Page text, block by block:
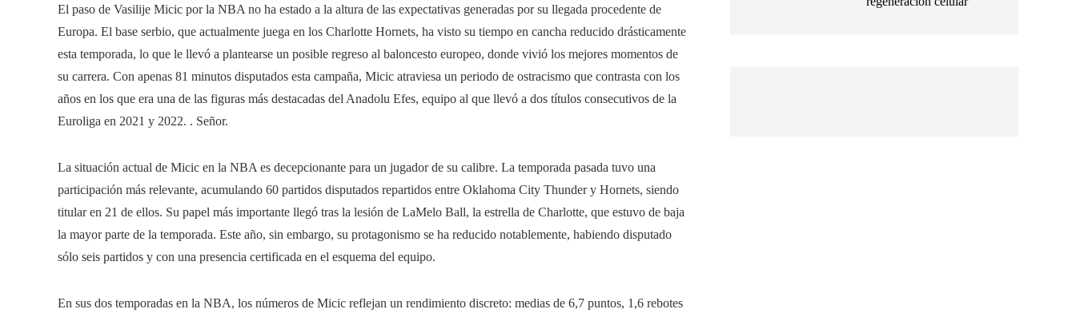
El paso de Vasilije Micic por la NBA no ha estado a la altura de las expectativas generadas por su llegada procedente de
Europa. El base serbio, que actualmente juega en los Charlotte Hornets, ha visto su tiempo en cancha reducido drásticamente
esta temporada, lo que le llevó a plantearse un posible regreso al baloncesto europeo, donde vivió los mejores momentos de
su carrera. Con apenas 81 minutos disputados esta campaña, Micic atraviesa un periodo de ostracismo que contrasta con los
años en los que era una de las figuras más destacadas del Anadolu Efes, equipo al que llevó a dos títulos consecutivos de la
Euroliga en 2021 y 2022. . Señor.
La situación actual de Micic en la NBA es decepcionante para un jugador de su calibre. La temporada pasada tuvo una
participación más relevante, acumulando 60 partidos disputados repartidos entre Oklahoma City Thunder y Hornets, siendo
titular en 21 de ellos. Su papel más importante llegó tras la lesión de LaMelo Ball, la estrella de Charlotte, que estuvo de baja
la mayor parte de la temporada. Este año, sin embargo, su protagonismo se ha reducido notablemente, habiendo disputado
sólo seis partidos y con una presencia certificada en el esquema del equipo.
En sus dos temporadas en la NBA, los números de Micic reflejan un rendimiento discreto: medias de 6,7 puntos, 1,6 rebotes